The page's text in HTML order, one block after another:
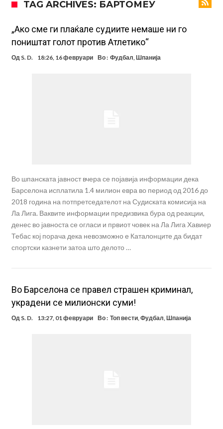
Гимараеш успешно ги мина медицинските прегледи во Арсенал
Нов рекорд на Меси при враќање во тимот на Интер Мајами
Тикет на денот (четврток, 06.08.2026)
Барселона очекува понуди за Феран Торес
TAG ARCHIVES: БАРТОМЕУ
„Ако сме ги плаќале судиите немаше ни го
поништат голот против Атлетико“
Од S. D. 18:26, 16 февруари Во : Фудбал Шпанија
Во шпанската јавност вчера се појавија информации дека
Барселона исплатила 1.4 милион евра во период од 2016 до
2018 година на потпретседателот на Судиската комисија на
Ла Лига. Ваквите информации предизвика бура од реакции,
денес во јавноста се огласи и првиот човек на Ла Лига Хавиер
Тебас кој порача дека невозможно е Каталонците да бидат
спортски казнети затоа што делото …
Во Барселона се правел страшен криминал,
украдени се милионски суми!
Од S. D. 13:27, 01 февруари Во : Топ вести,Фудбал,Шпанија